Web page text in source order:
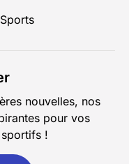
nouvelles, nos
pour vos
!